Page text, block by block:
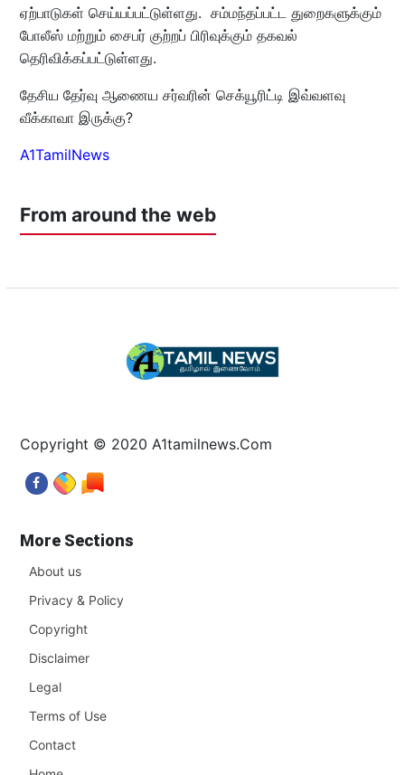
ஏற்பாடுகள் செய்யப்பட்டுள்ளது. சம்மந்தப்பட்ட துறைகளுக்கும்
போலீஸ் மற்றும் சைபர் குற்றப் பிரிவுக்கும் தகவல்
தெரிவிக்கப்பட்டுள்ளது.
தேசிய தேர்வு ஆணைய சர்வரின் செக்யூரிட்டி இவ்வளவு
வீக்காவா இருக்கு?
A1TamilNews
From around the web
Copyright © 2020 A1tamilnews.Com
More Sections
About us
Privacy & Policy
Copyright
Disclaimer
Legal
Terms of Use
Contact